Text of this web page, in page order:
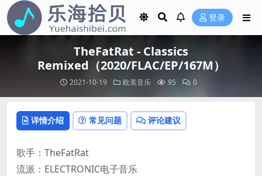
登录
TheFatRat - Classics
Remixed（2020/FLAC/EP/167M）
2021-10-19 欧美音乐 95 0
详情介绍 常见问题 评论建议
歌手：TheFatRat
流派：ELECTRONIC电子音乐